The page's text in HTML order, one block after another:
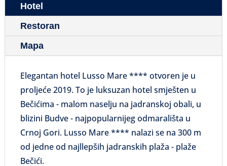
Hotel
Restoran
Mapa
Elegantan hotel Lusso Mare **** otvoren je u
proljeće 2019. To je luksuzan hotel smješten u
Bečićima - malom naselju na jadranskoj obali, u
blizini Budve - najpopularnijeg odmarališta u
Crnoj Gori. Lusso Mare **** nalazi se na 300 m
od jedne od najllepših jadranskih plaža - plaže
Bečići.